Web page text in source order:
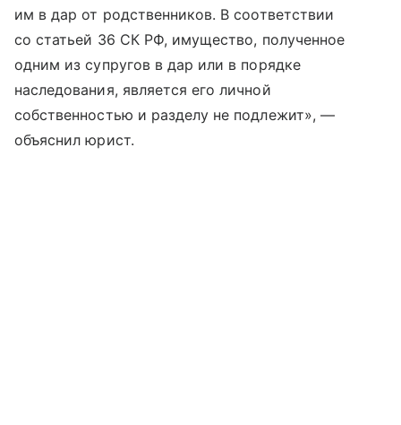
им в дар от родственников. В соответствии
со статьей 36 СК РФ, имущество, полученное
одним из супругов в дар или в порядке
наследования, является его личной
собственностью и разделу не подлежит», —
объяснил юрист.